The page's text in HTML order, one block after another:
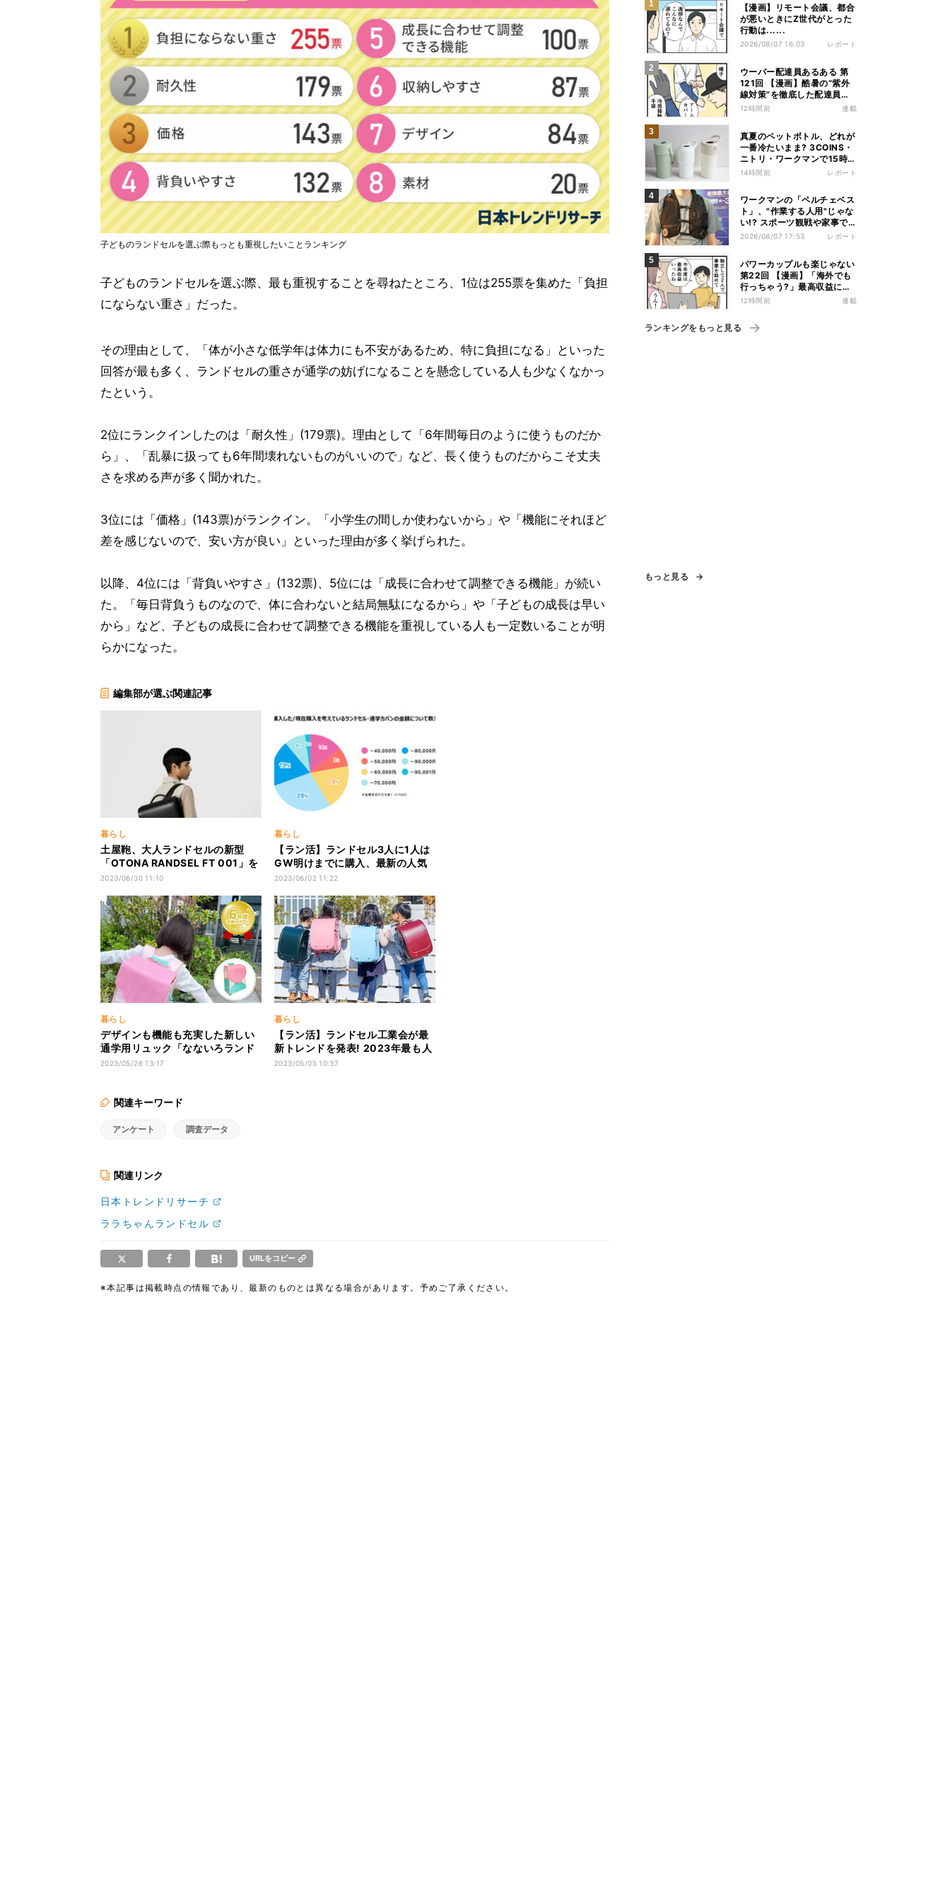
子どものランドセルを選ぶ際もっとも重視したいことランキング
子どものランドセルを選ぶ際、最も重視することを尋ねたところ、1位は255票を集めた「負担
にならない重さ」だった。
その理由として、「体が小さな低学年は体力にも不安があるため、特に負担になる」といった
回答が最も多く、ランドセルの重さが通学の妨げになることを懸念している人も少なくなかっ
たという。
2位にランクインしたのは「耐久性」(179票)。理由として「6年間毎日のように使うものだか
ら」、「乱暴に扱っても6年間壊れないものがいいので」など、長く使うものだからこそ丈夫
さを求める声が多く聞かれた。
3位には「価格」(143票)がランクイン。「小学生の間しか使わないから」や「機能にそれほど
差を感じないので、安い方が良い」といった理由が多く挙げられた。
以降、4位には「背負いやすさ」(132票)、5位には「成長に合わせて調整できる機能」が続い
た。「毎日背負うものなので、体に合わないと結局無駄になるから」や「子どもの成長は早い
から」など、子どもの成長に合わせて調整できる機能を重視している人も一定数いることが明
らかになった。
編集部が選ぶ関連記事
暮らし
土屋鞄、大人ランドセルの新型
「OTONA RANDSEL FT 001」を
発売
2023/06/30 11:10
暮らし
【ラン活】ランドセル3人に1人は
GW明けまでに購入、最新の人気
カラーは? - セイバン調査
2023/06/02 11:22
暮らし
デザインも機能も充実した新しい
通学用リュック「なないろランド
セル 2024年入学モデル」が登場!
2023/05/26 13:17
暮らし
【ラン活】ランドセル工業会が最
新トレンドを発表! 2023年最も人
気のカラーは? 購入平均価格は
2023/05/05 10:57
関連キーワード
アンケート 調査データ
関連リンク
日本トレンドリサーチ
ララちゃんランドセル
URLをコピー
※本記事は掲載時点の情報であり、最新のものとは異なる場合があります。予めご了承ください。
【漫画】リモート会議、都合
が悪いときにZ世代がとった
行動は......
2026/08/07 16:03 レポート
ウーバー配達員あるある 第
121回 【漫画】酷暑の“紫外
線対策”を徹底した配達員
が、数カ月後に絶句した理由
12時間前 連載
真夏のペットボトル、どれが
一番冷たいまま? 3COINS・
ニトリ・ワークマンで15時間
検証してみた
14時間前 レポート
ワークマンの「ペルチェベス
ト」、"作業する人用"じゃな
い!? スポーツ観戦や家事で
の熱中症&冷え対策に――話
2026/08/07 17:53 レポート
パワーカップルも楽じゃない
第22回 【漫画】「海外でも
行っちゃう?」最高収益に喜
ぶ夫婦、直後に届いた“通知
12時間前 連載
ランキングをもっと見る
もっと見る